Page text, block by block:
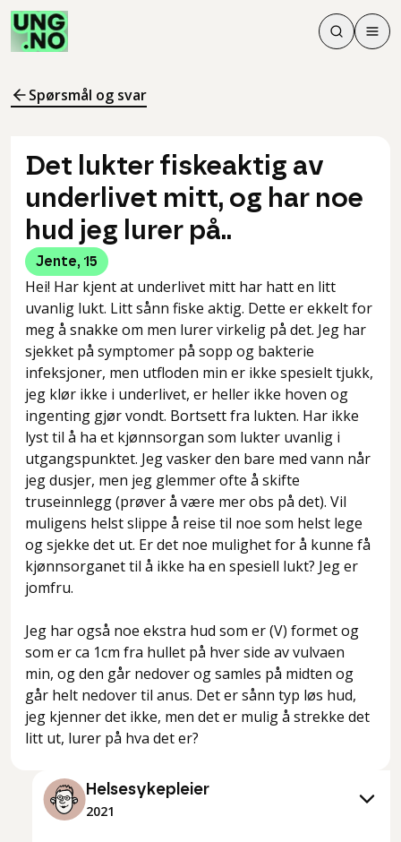
Søk
Søk
Meny
Spørsmål og svar
Det lukter fiskeaktig av
underlivet mitt, og har noe
hud jeg lurer på..
Jente, 15
Hei! Har kjent at underlivet mitt har hatt en litt
uvanlig lukt. Litt sånn fiske aktig. Dette er ekkelt for
meg å snakke om men lurer virkelig på det. Jeg har
sjekket på symptomer på sopp og bakterie
infeksjoner, men utfloden min er ikke spesielt tjukk,
jeg klør ikke i underlivet, er heller ikke hoven og
ingenting gjør vondt. Bortsett fra lukten. Har ikke
lyst til å ha et kjønnsorgan som lukter uvanlig i
utgangspunktet. Jeg vasker den bare med vann når
jeg dusjer, men jeg glemmer ofte å skifte
truseinnlegg (prøver å være mer obs på det). Vil
muligens helst slippe å reise til noe som helst lege
og sjekke det ut. Er det noe mulighet for å kunne få
kjønnsorganet til å ikke ha en spesiell lukt? Jeg er
jomfru.
Jeg har også noe ekstra hud som er (V) formet og
som er ca 1cm fra hullet på hver side av vulvaen
min, og den går nedover og samles på midten og
går helt nedover til anus. Det er sånn typ løs hud,
jeg kjenner det ikke, men det er mulig å strekke det
litt ut, lurer på hva det er?
Helsesykepleier
2021